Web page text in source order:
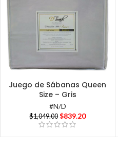
Juego de Sábanas Queen
Size – Gris
#N/D
$1,049.00 $839.20